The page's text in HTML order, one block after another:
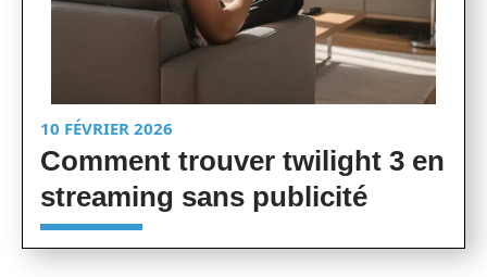
10 FÉVRIER 2026
Comment trouver twilight 3 en
streaming sans publicité